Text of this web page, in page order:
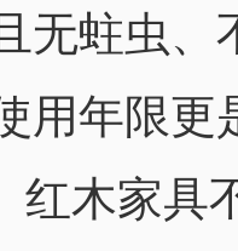
且无蛀虫
用年限更
红木家具